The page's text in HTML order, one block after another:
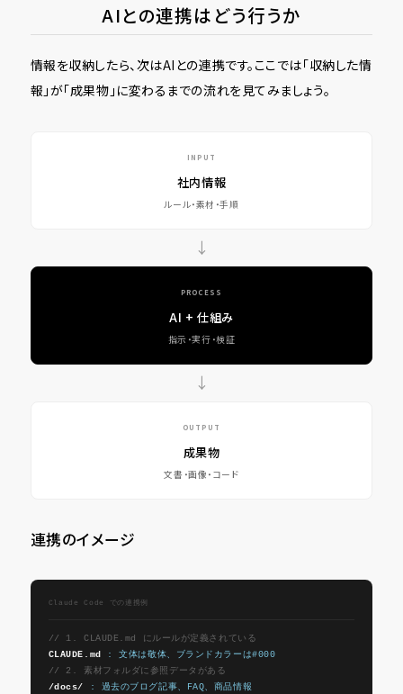
AIとの連携はどう行うか
情報を収納したら、次はAIとの連携です。ここでは「収納した情
報」が「成果物」に変わるまでの流れを見てみましょう。
INPUT
社内情報
ルール・素材・手順
→
PROCESS
AI + 仕組み
指示・実行・検証
→
OUTPUT
成果物
文書・画像・コード
連携のイメージ
Claude Code での連携例
// 1. CLAUDE.md にルールが定義されている
CLAUDE.md : 文体は敬体、ブランドカラーは#000
// 2. 素材フォルダに参照データがある
/docs/ : 過去のブログ記事、FAQ、商品情報